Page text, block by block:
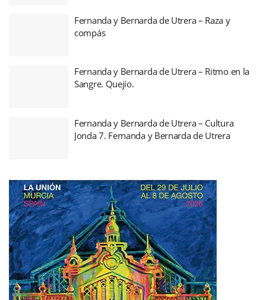
Fernanda y Bernarda de Utrera – Raza y
compás
Fernanda y Bernarda de Utrera – Ritmo en la
Sangre. Quejío.
Fernanda y Bernarda de Utrera – Cultura
Jonda 7. Fernanda y Bernarda de Utrera